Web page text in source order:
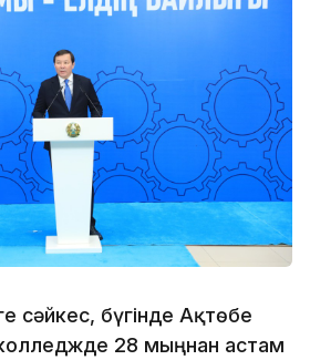
сәйкес, бүгінде Ақтөбе
28 мыңнан астам